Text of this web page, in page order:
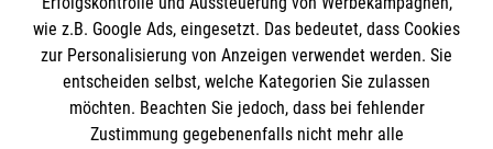
Harald Sieber, Auditor bei der "Deutschen
Gesellschaft für Qualitätssicherung" (DQS)
betont:"In den gesetzesrelevanten Bereichen
Hygiene und Medizin-Produkte-Gesetz macht
den Malteser keiner etwas vor. Den Kollegen
Malteser International
Sharepoint
Empfänger: Malteser Hilfsdienst e.V.
Bank: Pax-Bank für Kirche und Caritas eG
IBAN: DE95 3706 0120 1201 2092 49
So finden Sie uns
wie z.B. Google Ads, eingesetzt. Das bedeutet, dass Cookies
zur Personalisierung von Anzeigen verwendet werden. Sie
entscheiden selbst, welche Kategorien Sie zulassen
möchten. Beachten Sie jedoch, dass bei fehlender
Zustimmung gegebenenfalls nicht mehr alle